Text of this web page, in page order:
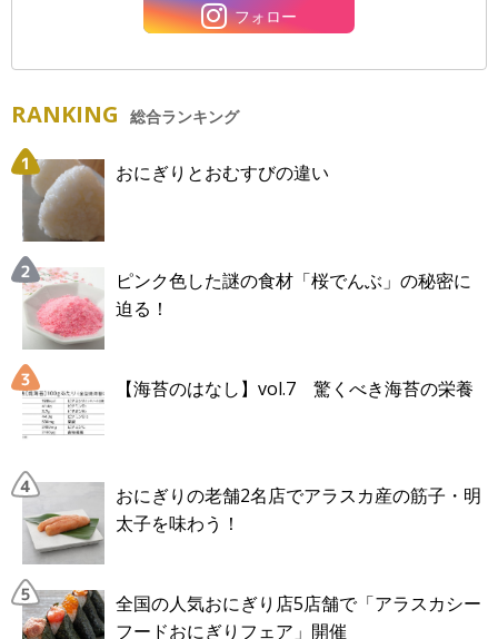
フォロー
RANKING 総合ランキング
おにぎりとおむすびの違い
ピンク色した謎の食材「桜でんぶ」の秘密に
迫る！
【海苔のはなし】vol.7 驚くべき海苔の栄養
おにぎりの老舗2名店でアラスカ産の筋子・明
太子を味わう！
全国の人気おにぎり店5店舗で「アラスカシー
フードおにぎりフェア」開催